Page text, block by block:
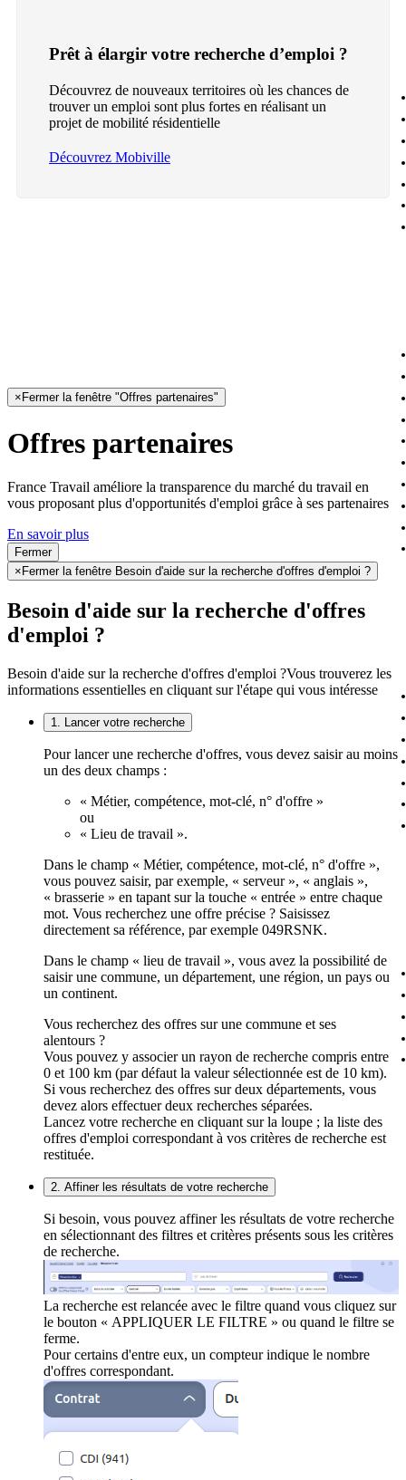
Prêt à élargir votre recherche d’emploi ?
Découvrez de nouveaux territoires où les chances de
trouver un emploi sont plus fortes en réalisant un
projet de mobilité résidentielle
Découvrez Mobiville
× Fermer la fenêtre "Offres partenaires"
Offres partenaires
France Travail améliore la transparence du marché du travail en
vous proposant plus d'opportunités d'emploi grâce à ses partenaires
En savoir plus
Fermer
× Fermer la fenêtre Besoin d'aide sur la recherche d'offres d'emploi ?
Besoin d'aide sur la recherche d'offres
d'emploi ?
Besoin d'aide sur la recherche d'offres d'emploi ?Vous trouverez les
informations essentielles en cliquant sur l'étape qui vous intéresse
1. Lancer votre recherche
Pour lancer une recherche d'offres, vous devez saisir au moins
un des deux champs :
« Métier, compétence, mot-clé, n° d'offre »
ou
« Lieu de travail ».
Dans le champ « Métier, compétence, mot-clé, n° d'offre »,
vous pouvez saisir, par exemple, « serveur », « anglais »,
« brasserie » en tapant sur la touche « entrée » entre chaque
mot. Vous recherchez une offre précise ? Saisissez
directement sa référence, par exemple 049RSNK.
Dans le champ « lieu de travail », vous avez la possibilité de
saisir une commune, un département, une région, un pays ou
un continent.
Vous recherchez des offres sur une commune et ses
alentours ?
Vous pouvez y associer un rayon de recherche compris entre
0 et 100 km (par défaut la valeur sélectionnée est de 10 km).
Si vous recherchez des offres sur deux départements, vous
devez alors effectuer deux recherches séparées.
Lancez votre recherche en cliquant sur la loupe ; la liste des
offres d'emploi correspondant à vos critères de recherche est
restituée.
2. Affiner les résultats de votre recherche
Si besoin, vous pouvez affiner les résultats de votre recherche
en sélectionnant des filtres et critères présents sous les critères
de recherche.
La recherche est relancée avec le filtre quand vous cliquez sur
le bouton « APPLIQUER LE FILTRE » ou quand le filtre se
ferme.
Pour certains d'entre eux, un compteur indique le nombre
d'offres correspondant.